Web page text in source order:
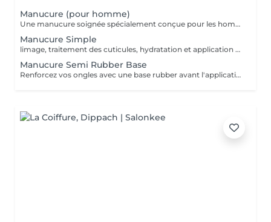
Manucure (pour homme)
Une manucure soignée spécialement conçue pour les hommes. Nettoyage des cuticules, limage des ongles, hydratation des mains, et finition naturelle. Idéal pour une apparence propre et professionnelle.
Manucure Simple
limage, traitement des cuticules, hydratation et application d'un vernis transparent ou coloré classique. Parfait pour un entretien régulier.
Manucure Semi Rubber Base
Renforcez vos ongles avec une base rubber avant l'application du vernis semi-permanent. Idéal pour les ongles mous ou fragiles, ce service offre une meilleure tenue et un aspect plus lisse.